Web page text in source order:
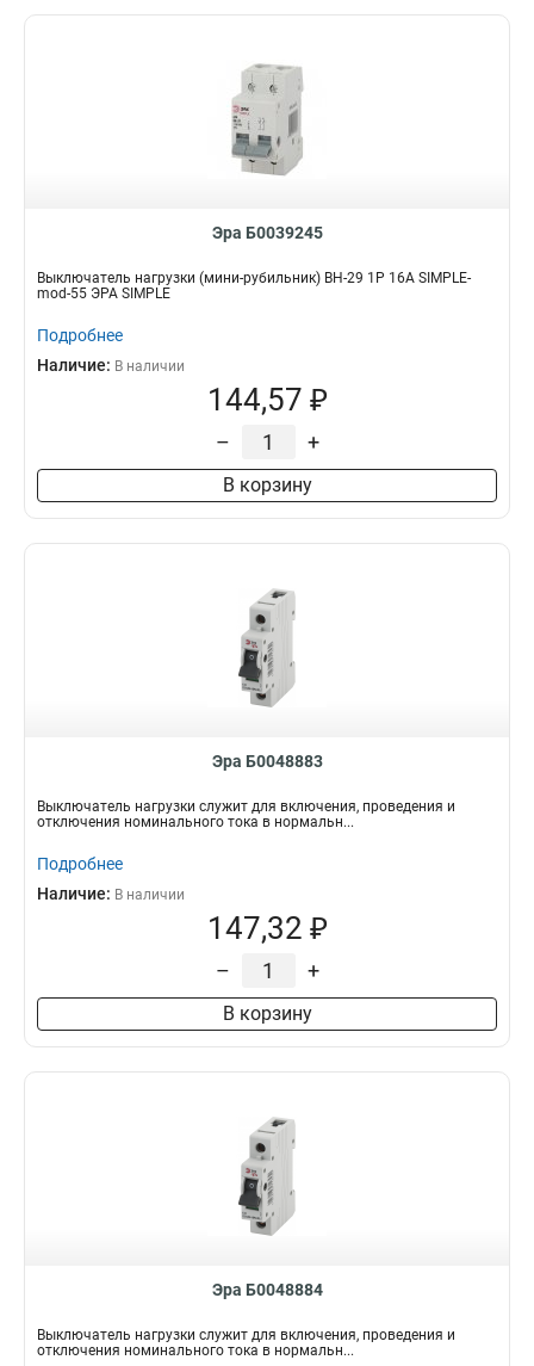
Эра Б0039245
Выключатель нагрузки (мини-рубильник) ВН-29 1P 16А SIMPLE-
mod-55 ЭРА SIMPLE
Подробнее
Наличие: В наличии
144,57 ₽
– +
В корзину
Эра Б0048883
Выключатель нагрузки служит для включения, проведения и
отключения номинального тока в нормальн...
Подробнее
Наличие: В наличии
147,32 ₽
– +
В корзину
Эра Б0048884
Выключатель нагрузки служит для включения, проведения и
отключения номинального тока в нормальн...